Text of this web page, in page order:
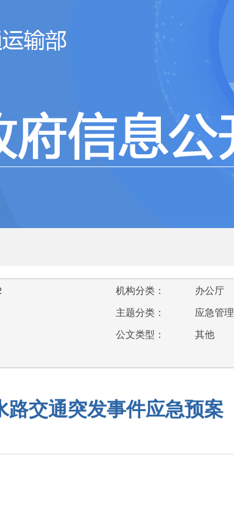
机构分类：
办公厅
主题分类：
应急管理
公文类型：
其他
路交通突发事件应急预案